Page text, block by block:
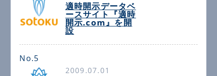
適時開示データベ
ースサイト『適時
開示.com』を開
設
No.5
2009.07.01